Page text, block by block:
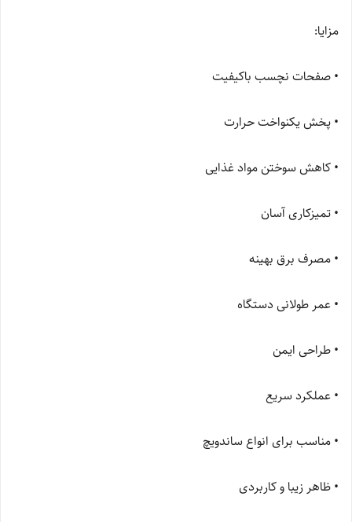
مزایا:
• صفحات نچسب باکیفیت
• پخش یکنواخت حرارت
• کاهش سوختن مواد غذایی
• تمیزکاری آسان
• مصرف برق بهینه
• عمر طولانی دستگاه
• طراحی ایمن
• عملکرد سریع
• مناسب برای انواع ساندویچ
• ظاهر زیبا و کاربردی